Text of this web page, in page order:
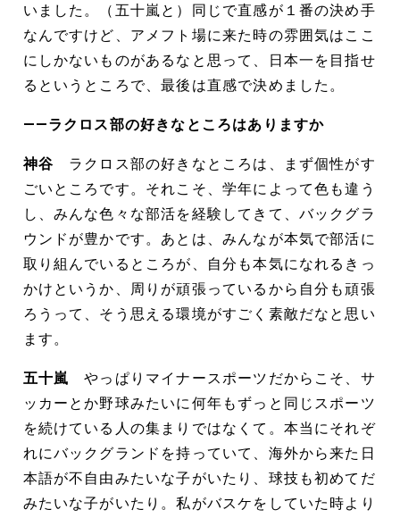
いました。（五十嵐と）同じで直感が１番の決め手
なんですけど、アメフト場に来た時の雰囲気はここ
にしかないものがあるなと思って、日本一を目指せ
るというところで、最後は直感で決めました。
――ラクロス部の好きなところはありますか
神谷 ラクロス部の好きなところは、まず個性がす
ごいところです。それこそ、学年によって色も違う
し、みんな色々な部活を経験してきて、バックグラ
ウンドが豊かです。あとは、みんなが本気で部活に
取り組んでいるところが、自分も本気になれるきっ
かけというか、周りが頑張っているから自分も頑張
ろうって、そう思える環境がすごく素敵だなと思い
ます。
五十嵐 やっぱりマイナースポーツだからこそ、サ
ッカーとか野球みたいに何年もずっと同じスポーツ
を続けている人の集まりではなくて。本当にそれぞ
れにバックグランドを持っていて、海外から来た日
本語が不自由みたいな子がいたり、球技も初めてだ
みたいな子がいたり。私がバスケをしていた時より